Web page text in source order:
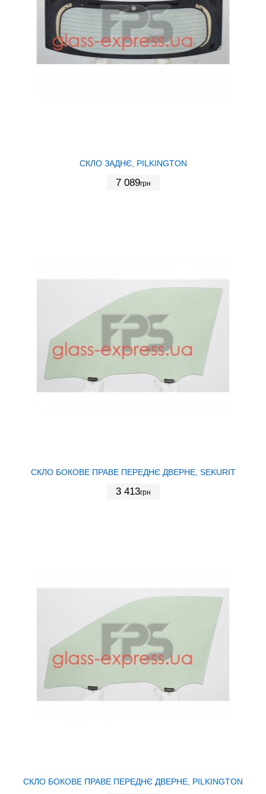
СКЛО ЗАДНЄ, PILKINGTON
7 089грн
СКЛО БОКОВЕ ПРАВЕ ПЕРЕДНЄ ДВЕРНЕ, SEKURIT
3 413грн
СКЛО БОКОВЕ ПРАВЕ ПЕРЕДНЄ ДВЕРНЕ, PILKINGTON